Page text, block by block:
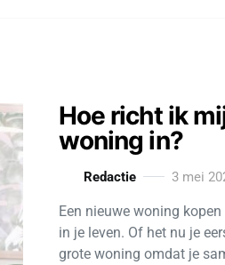
Hoe richt ik
woning in?
Redactie 3 mei
Een nieuwe woning
in je leven. Of het nu je
grote woning omdat je